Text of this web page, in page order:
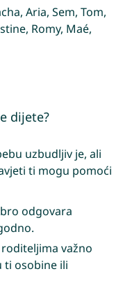
Aria, Sem, Tom,
Romy, Maé,
dijete?
uzbudljiv je, ali
ti mogu pomoći
odgovara
važno
ti osobine ili